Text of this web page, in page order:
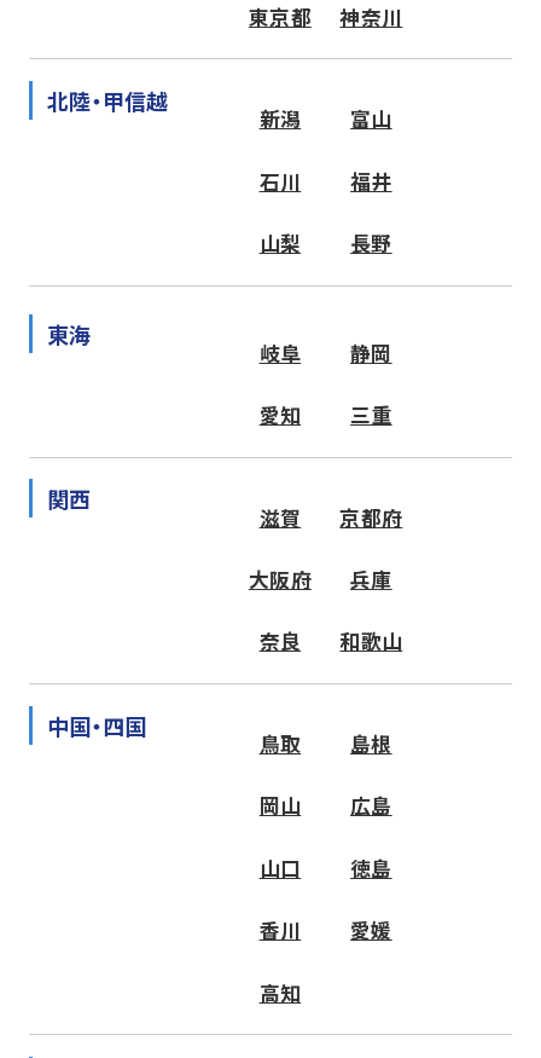
東京都 神奈川
北陸・甲信越
新潟 富山
石川 福井
山梨 長野
東海
岐阜 静岡
愛知 三重
関西
滋賀 京都府
大阪府 兵庫
奈良 和歌山
中国・四国
鳥取 島根
岡山 広島
山口 徳島
香川 愛媛
高知